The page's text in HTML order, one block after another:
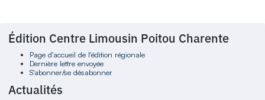
Édition Centre Limousin Poitou Charente
Page d'accueil de l'édition régionale
Dernière lettre envoyée
S'abonner/se désabonner
Actualités